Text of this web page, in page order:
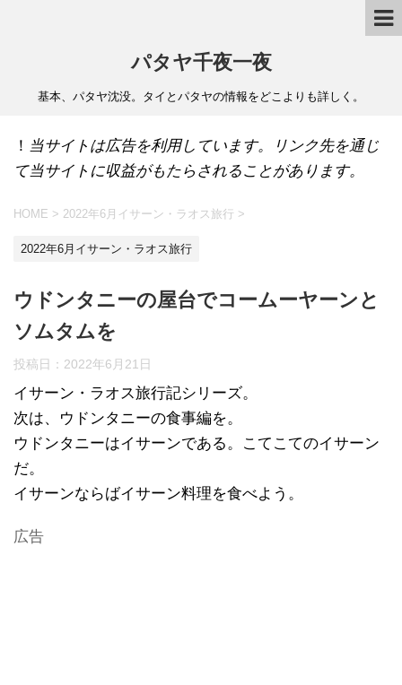
パタヤ千夜一夜
基本、パタヤ沈没。タイとパタヤの情報をどこよりも詳しく。
！ 当サイトは広告を利用しています。リンク先を通じ
て当サイトに収益がもたらされることがあります。
HOME > 2022年6月イサーン・ラオス旅行 >
2022年6月イサーン・ラオス旅行
ウドンタニーの屋台でコームーヤーンと
ソムタムを
投稿日： 2022年6月21日
イサーン・ラオス旅行記シリーズ。
次は、ウドンタニーの食事編を。
ウドンタニーはイサーンである。こてこてのイサーン
だ。
イサーンならばイサーン料理を食べよう。
広告